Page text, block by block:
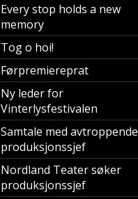
Every stop holds a new
memory
Tog o hoi!
Førpremiereprat
Ny leder for
Vinterlysfestivalen
Samtale med avtroppende
produksjonssjef
Nordland Teater søker
produksjonssjef